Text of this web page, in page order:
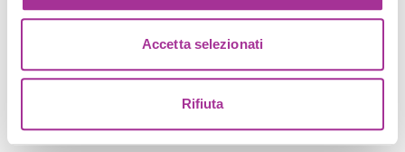
Accetta selezionati
Rifiuta